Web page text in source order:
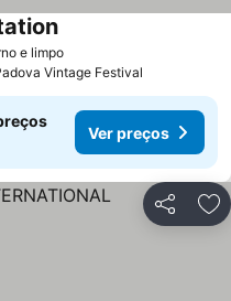
e limpo
Vintage Festival
Ver preços
Partilhar